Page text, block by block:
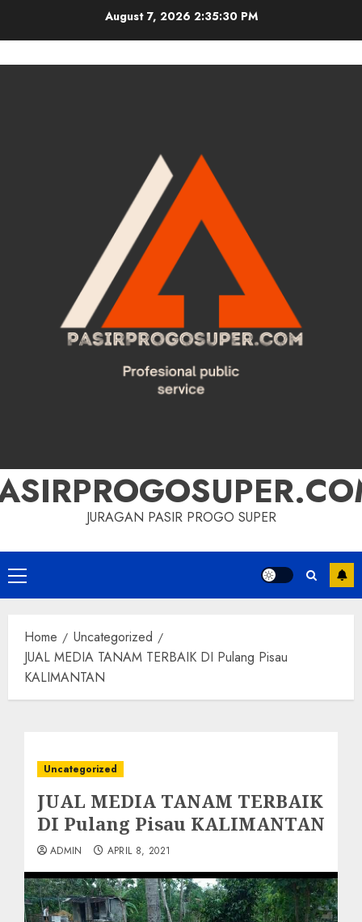
August 7, 20262:35:31 PM
JURAGAN PASIR PROGO SUPER
Primary
Menu
Home
Uncategorized
JUAL MEDIA TANAM TERBAIK DI Pulang Pisau
KALIMANTAN
Uncategorized
JUAL MEDIA TANAM TERBAIK
DI Pulang Pisau KALIMANTAN
ADMIN APRIL 8, 2021